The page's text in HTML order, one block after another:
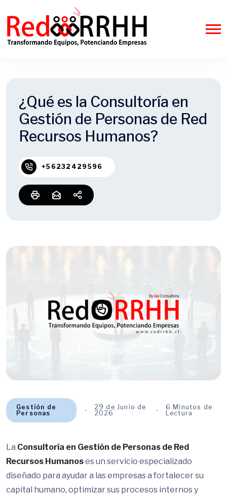
¿Qué es la Consultoría en
Gestión de Personas de Red
Recursos Humanos?
+56232429596
Gestión de
Personas
29 de Junio de
2026
6 Minutos de
Lectura
La Consultoría en Gestión de Personas de Red
Recursos Humanoses un servicio especializado
diseñado para ayudar a las empresas a fortalecer su
capital humano, optimizar sus procesos internos y